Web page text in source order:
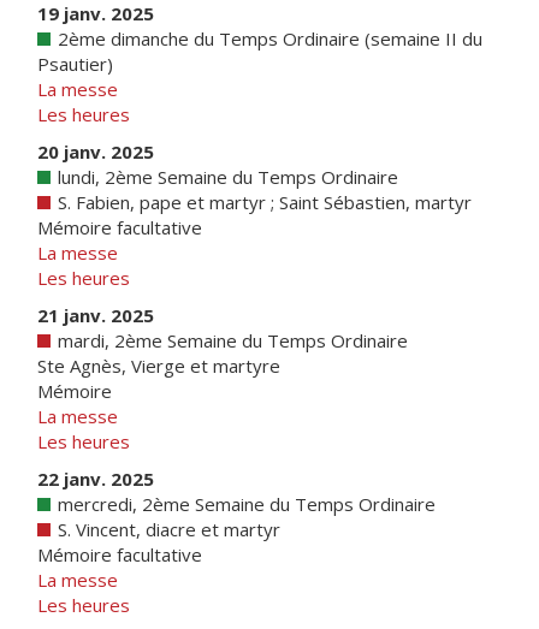
19 janv. 2025
2ème dimanche du Temps Ordinaire (semaine II du
Psautier)
La messe
Les heures
20 janv. 2025
lundi, 2ème Semaine du Temps Ordinaire
S. Fabien, pape et martyr ; Saint Sébastien, martyr
Mémoire facultative
La messe
Les heures
21 janv. 2025
mardi, 2ème Semaine du Temps Ordinaire
Ste Agnès, Vierge et martyre
Mémoire
La messe
Les heures
22 janv. 2025
mercredi, 2ème Semaine du Temps Ordinaire
S. Vincent, diacre et martyr
Mémoire facultative
La messe
Les heures